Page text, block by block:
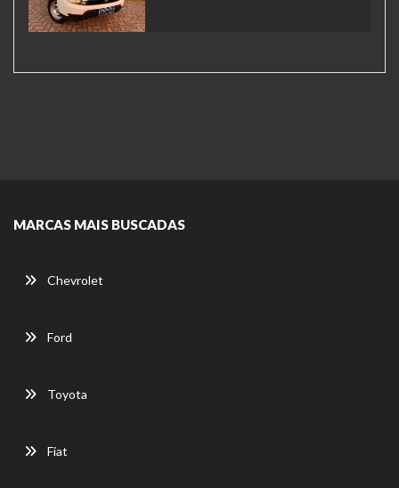
MARCAS MAIS BUSCADAS
Chevrolet
Ford
Toyota
Fiat